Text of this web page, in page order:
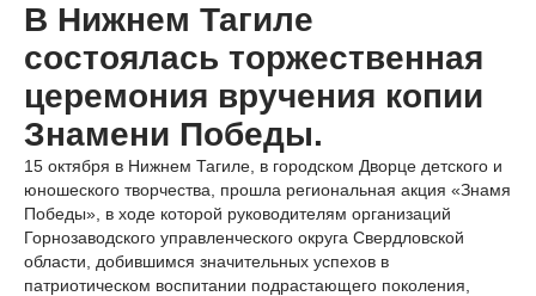
В Нижнем Тагиле
состоялась торжественная
церемония вручения копии
Знамени Победы.
15 октября в Нижнем Тагиле, в городском Дворце детского и
юношеского творчества, прошла региональная акция «Знамя
Победы», в ходе которой руководителям организаций
Горнозаводского управленческого округа Свердловской
области, добившимся значительных успехов в
патриотическом воспитании подрастающего поколения,